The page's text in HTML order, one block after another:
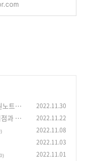
노트와
2022.11.30
과 비교 2022.11.22
2022.11.08
2022.11.03
2022.11.01